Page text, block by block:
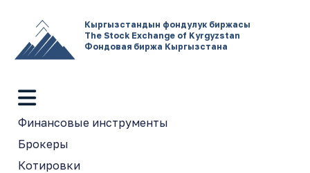
Кыргызстандын фондулук биржасы
The Stock Exchange of Kyrgyzstan
Фондовая биржа Кыргызстана
Финансовые инструменты
Брокеры
Котировки